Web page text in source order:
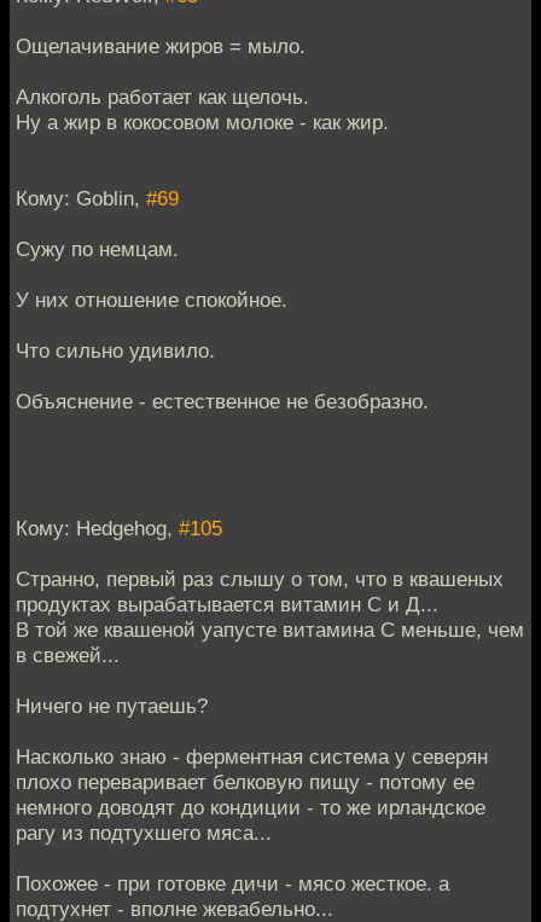
Ощелачивание жиров = мыло.
Алкоголь работает как щелочь.
Ну а жир в кокосовом молоке - как жир.
Кому: Goblin, #69
Сужу по немцам.
У них отношение спокойное.
Что сильно удивило.
Объяснение - естественное не безобразно.
Кому: Hedgehog, #105
Странно, первый раз слышу о том, что в квашеных
продуктах вырабатывается витамин С и Д...
В той же квашеной уапусте витамина С меньше, чем
в свежей...
Ничего не путаешь?
Насколько знаю - ферментная система у северян
плохо переваривает белковую пищу - потому ее
немного доводят до кондиции - то же ирландское
рагу из подтухшего мяса...
Похожее - при готовке дичи - мясо жесткое. а
подтухнет - вполне жевабельно...